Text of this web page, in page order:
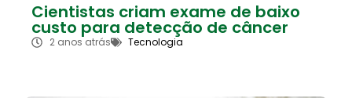
Cientistas criam exame de baixo
custo para detecção de câncer
2 anos atrás Tecnologia